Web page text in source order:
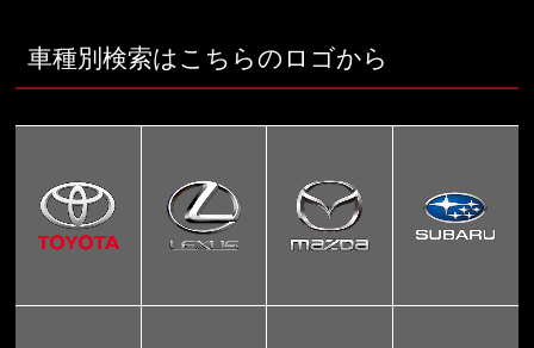
車種別検索はこちらのロゴから